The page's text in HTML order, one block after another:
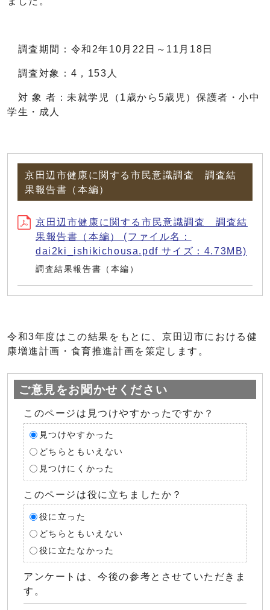
調査期間：令和2年10月22日～11月18日
調査対象：4，153人
対 象 者：未就学児（1歳から5歳児）保護者・小中
学生・成人
京田辺市健康に関する市民意識調査 調査結
果報告書（本編）
京田辺市健康に関する市民意識調査 調査結
果報告書（本編） (ファイル名：
dai2ki_ishikichousa.pdf サイズ：4.73MB)
調査結果報告書（本編）
令和3年度はこの結果をもとに、京田辺市における健
康増進計画・食育推進計画を策定します。
ご意見をお聞かせください
このページは見つけやすかったですか？
見つけやすかった
どちらともいえない
見つけにくかった
このページは役に立ちましたか？
役に立った
どちらともいえない
役に立たなかった
アンケートは、今後の参考とさせていただきま
す。